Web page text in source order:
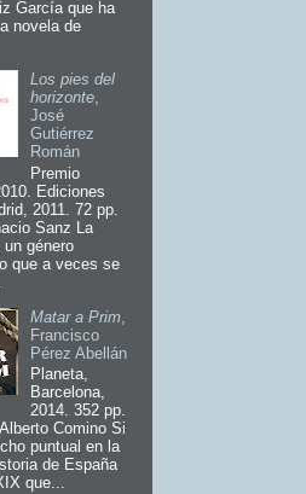
García que ha
novela de
Los pies del
horizonte,
José
Gutiérrez
Román
Premio
Ediciones
2011. 72 pp.
Sanz La
género
que a veces se
Matar a Prim
Francisco
Pérez Abellán
Planeta,
Barcelona,
2014. 352 pp.
Comino Si
puntual en la
de España
que...